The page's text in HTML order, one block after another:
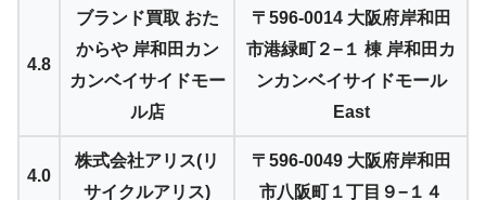
4.8
ブランド買取 おた
からや 岸和田カン
カンベイサイドモー
ル店
〒596-0014 大阪府岸和田
市港緑町２−１ 棟 岸和田カ
ンカンベイサイドモール
East
4.0
株式会社アリス(リ
サイクルアリス)
〒596-0049 大阪府岸和田
市八阪町１丁目９−１４